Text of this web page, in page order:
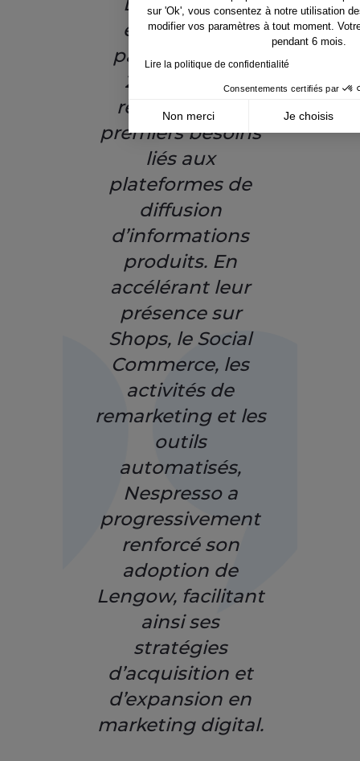
sur 'Ok', vous consentez à notre utilisation
modifier vos paramètres à tout moment.
pendant 6 mois.
Lire la politique de confidentialité
Consentements certifiés par
Non merci
Je choisis
Axeptio consent
Plateforme de Gestion du Consentement :
entamé leur
partenariat en
2015 afin de
répondre aux
premiers besoins
liés aux
plateformes de
diffusion
d’informations
produits. En
accélérant leur
présence sur
Shops, le Social
Commerce, les
activités de
remarketing et les
outils
automatisés,
Nespresso a
progressivement
renforcé son
adoption de
Lengow, facilitant
ainsi ses
stratégies
d’acquisition et
d’expansion en
marketing digital.